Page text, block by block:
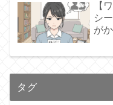
【
シ
が
タグ